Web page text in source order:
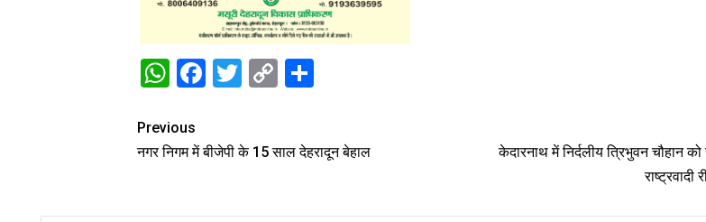
WhatsApp
Facebook
Twitter
CopyShare
Previous
नगर निगम में बीजेपी के 15 साल देहरादून बेहाल
केदारनाथ में निर्दलीय त्रिभुवन चौहान को
राष्ट्रवादी